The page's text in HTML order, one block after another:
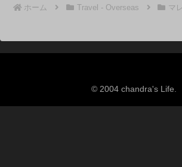
ホーム Travel - Overseas マ
© 2004 chandra's Life.